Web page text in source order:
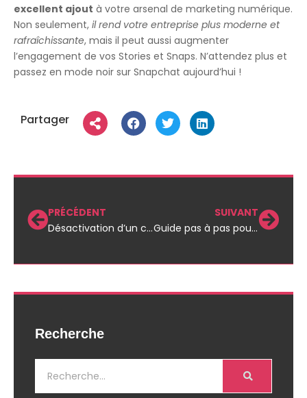
excellent ajout à votre arsenal de marketing numérique.
Non seulement, il rend votre entreprise plus moderne et
rafraîchissante, mais il peut aussi augmenter
l’engagement de vos Stories et Snaps. N’attendez plus et
passez en mode noir sur Snapchat aujourd’hui !
Partager
PRÉCÉDENT
Désactivation d’un compte Snapchat pour les entreprises : guide étape par étape
SUIVANT
Guide pas à pas pour bloquer My AI sur Snapchat : un incontournable pour les entreprises
Recherche